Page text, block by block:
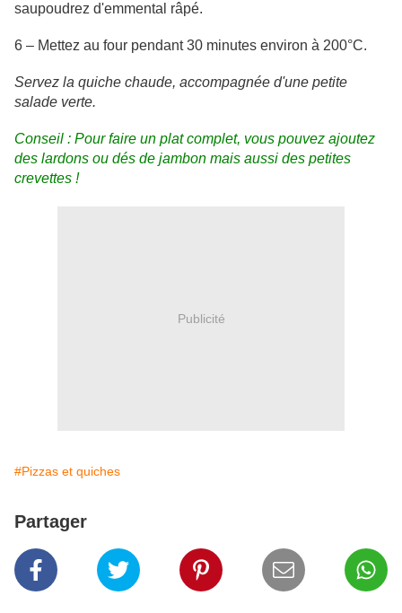
saupoudrez d'emmental râpé.
6 – Mettez au four pendant 30 minutes environ à 200°C.
Servez la quiche chaude, accompagnée d'une petite
salade verte.
Conseil : Pour faire un plat complet, vous pouvez ajoutez
des lardons ou dés de jambon mais aussi des petites
crevettes !
Publicité
#Pizzas et quiches
Partager